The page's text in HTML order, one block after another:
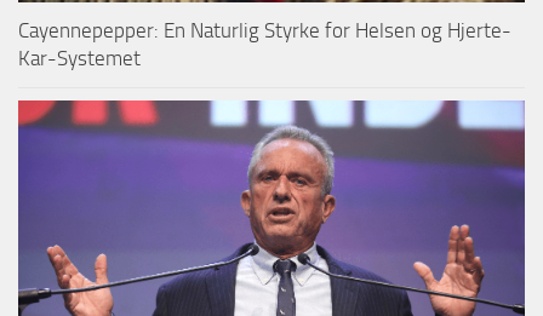
Cayennepepper: En Naturlig Styrke for Helsen og Hjerte-
Kar-Systemet